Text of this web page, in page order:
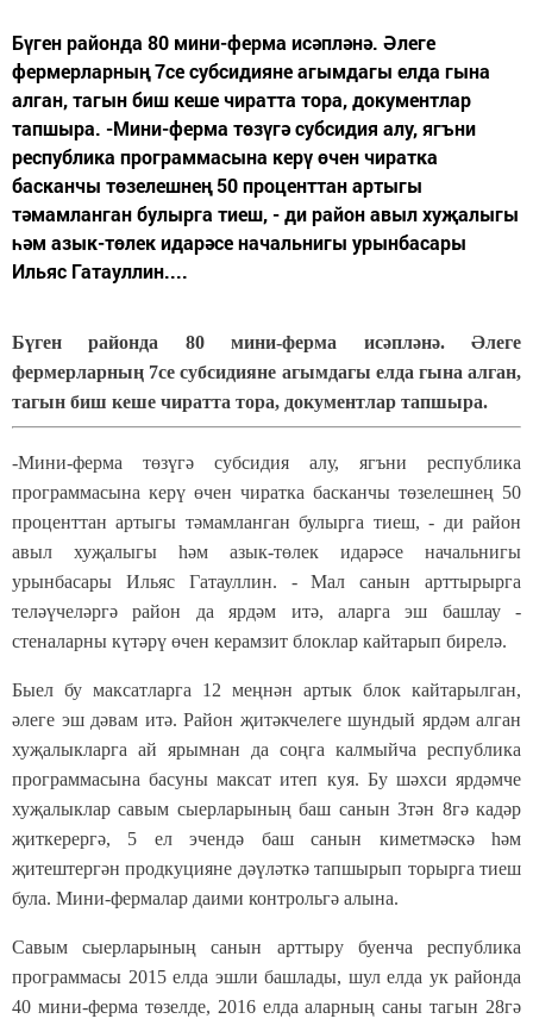
Бүген районда 80 мини-ферма исәпләнә. Әлеге
фермерларның 7се субсидияне агымдагы елда гына
алган, тагын биш кеше чиратта тора, документлар
тапшыра. -Мини-ферма төзүгә субсидия алу, ягъни
республика программасына керү өчен чиратка
басканчы төзелешнең 50 проценттан артыгы
тәмамланган булырга тиеш, - ди район авыл хуҗалыгы
һәм азык-төлек идарәсе начальнигы урынбасары
Ильяс Гатауллин....
Бүген районда 80 мини-ферма исәпләнә. Әлеге
фермерларның 7се субсидияне агымдагы елда гына алган,
тагын биш кеше чиратта тора, документлар тапшыра.
-Мини-ферма төзүгә субсидия алу, ягъни республика
программасына керү өчен чиратка басканчы төзелешнең 50
проценттан артыгы тәмамланган булырга тиеш, - ди район
авыл хуҗалыгы һәм азык-төлек идарәсе начальнигы
урынбасары Ильяс Гатауллин. - Мал санын арттырырга
теләүчеләргә район да ярдәм итә, аларга эш башлау -
стеналарны күтәрү өчен керамзит блоклар кайтарып бирелә.
Быел бу максатларга 12 меңнән артык блок кайтарылган,
әлеге эш дәвам итә. Район җитәкчелеге шундый ярдәм алган
хуҗалыкларга ай ярымнан да соңга калмыйча республика
программасына басуны максат итеп куя. Бу шәхси ярдәмче
хуҗалыклар савым сыерларының баш санын 3тән 8гә кадәр
җиткерергә, 5 ел эчендә баш санын киметмәскә һәм
җитештергән продкуцияне дәүләткә тапшырып торырга тиеш
була. Мини-фермалар даими контрольгә алына.
Савым сыерларының санын арттыру буенча республика
программасы 2015 елда эшли башлады, шул елда ук районда
40 мини-ферма төзелде, 2016 елда аларның саны тагын 28гә